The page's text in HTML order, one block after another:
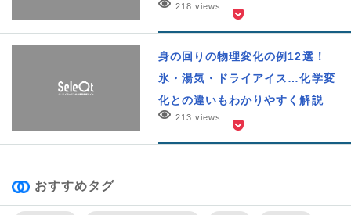
218 views
身の回りの物理変化の例12選！
氷・湯気・ドライアイス…化学変
化との違いもわかりやすく解説
213 views
おすすめタグ